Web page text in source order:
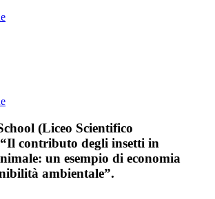
(Liceo Scientifico
contributo degli insetti in
un esempio di economia
ambientale”.